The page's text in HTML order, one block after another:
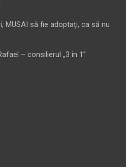
MUSAI să fie adoptați, ca să nu
– consilierul „3 în 1”